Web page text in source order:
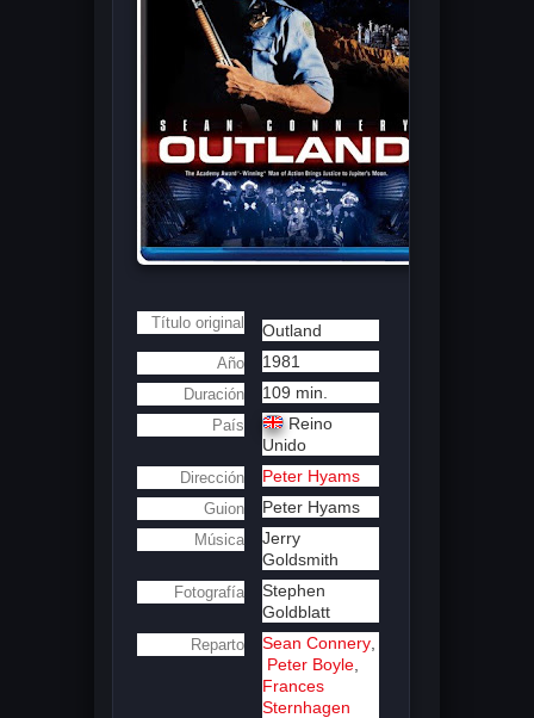
Título original Outland
Año 1981
Duración 109 min.
País
Reino
Unido
Dirección Peter Hyams
Guion Peter Hyams
Música
Jerry
Goldsmith
Fotografía
Stephen
Goldblatt
Reparto Sean Connery
Peter Boyle
Frances
Sternhagen